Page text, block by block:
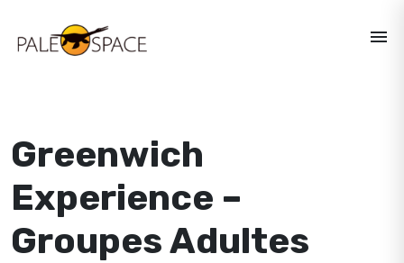
menu
Greenwich
Experience –
Groupes Adultes